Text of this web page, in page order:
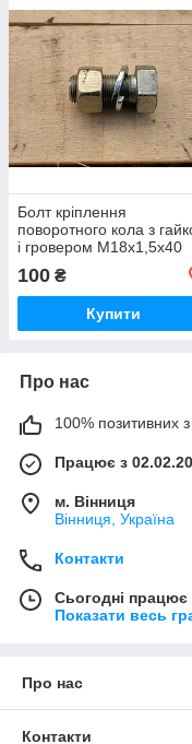
Болт кріплення
поворотного кола з
і гровером M18x1,5х40
8350-2704020
(ОРИГІНАЛ)
100 ₴
Купити
Про нас
100% позитивних з
Працює з
м. Вінниця
Вінниця, Україна
Контакти
Сьогодні працює
Показати весь
Про нас
Контакти